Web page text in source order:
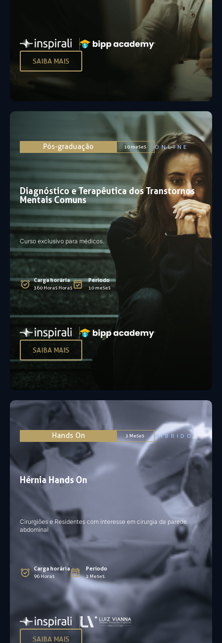
SAIBA MAIS
Diagnóstico e Terapêutica dos Transtornos
Mentais Comuns
Curso exclusivo para médicos.
Carga horária
360 Horas Horas
Período
10 meses
Pós-graduação 10 meses ONLINE
SAIBA MAIS
Hérnia Hands On
Cirurgiões e Residentes com interesse em cirurgia da parede
abdominal
Carga horária
96 Horas
Período
2 Meses.
Hands On 2 Meses HÍBRIDO
SAIBA MAIS